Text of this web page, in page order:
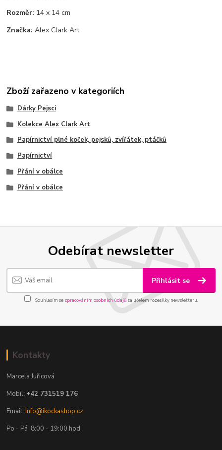
Rozměr: 14 x 14 cm
Značka: Alex Clark Art
Zboží zařazeno v kategoriích
Dárky Pejsci
Kolekce Alex Clark Art
Papírnictví plné koček, pejsků, zvířátek, ptáčků
Papírnictví
Přání v obálce
Přání v obálce
Odebírat newsletter
Přihlásit se
Souhlasím se zpracováním osobních údajůza účelem rozesílky newsletteru.
Kontakty
Marcela Juřicová
Mobil: +42 731519 176
Email:info@ikockashop.cz
Po - Pá 8:00 - 19:00 hod